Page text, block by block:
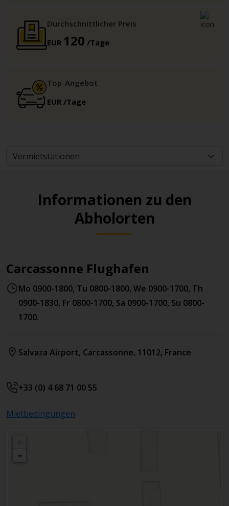
Durchschnittlicher Preis
EUR 120 /Tage
Top-Angebot
EUR /Tage
Informationen zu den
Abholorten
Carcassonne Flughafen
Mo 0900-1800, Tu 0800-1800, We 0900-1700, Th
0900-1830, Fr 0800-1700, Sa 0900-1700, Su 0800-
1700.
Salvaza Airport, Carcassonne, 11012, France
+33 (0) 4 68 71 00 55
Mietbedingungen
−